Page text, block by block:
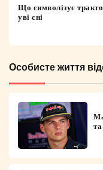
Що символізує
уві сні
Особисте життя